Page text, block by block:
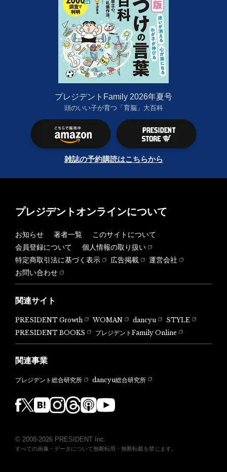
プレジデントFamily 2026年夏号
頭のいい子が育つ「育脳」大百科
雑誌の予約購読はこちらから
プレジデントオンラインについて
お知らせ 著者一覧
このサイトについて
会員登録について
個人情報の取り扱い
特定商取引法に基づく表示
広告掲載
運営会社
お問い合わせ
関連サイト
PRESIDENT Growth WOMAN dancyu
STYLE
PRESIDENT BOOKS
プレジデントFamily Online
関連事業
プレジデント総合研究所 dancyu総合研究所
© 2008-2026 PRESIDENT Inc.
すべての画像・データについて無断転用・無断転載を禁じます。